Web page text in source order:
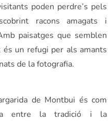
poden perdre’s pels
racons amagats i
paisatges que semblen
un refugi per als amants
de la fotografia.
de Montbui és com
entre la tradició i la